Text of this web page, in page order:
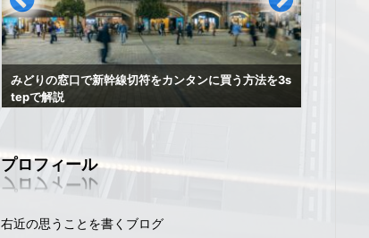
みどりの窓口で新幹線切符をカンタンに買う方法を3s
tepで解説
プロフィール
右近の思うことを書くブログ